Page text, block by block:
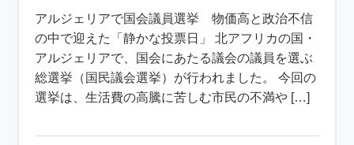
アルジェリアで国会議員選挙 物価高と政治不信
の中で迎えた「静かな投票日」 北アフリカの国・
アルジェリアで、国会にあたる議会の議員を選ぶ
総選挙（国民議会選挙）が行われました。 今回の
選挙は、生活費の高騰に苦しむ市民の不満や […]